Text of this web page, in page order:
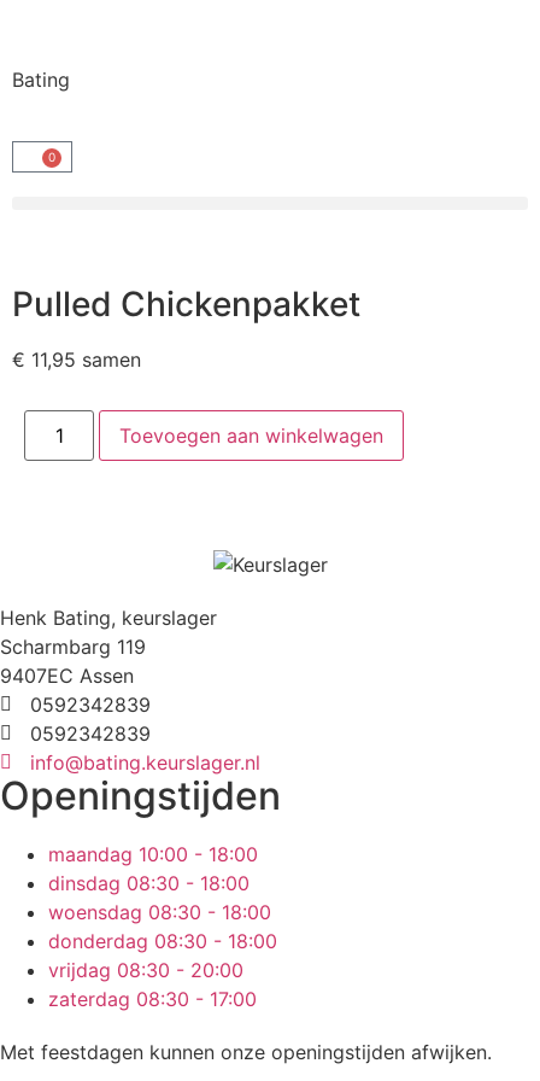
Bating
0
Pulled Chickenpakket
€ 11,95 samen
Toevoegen aan winkelwagen
Henk Bating, keurslager
Scharmbarg 119
9407EC Assen
0592342839
0592342839
info@bating.keurslager.nl
Openingstijden
maandag 10:00 - 18:00
dinsdag 08:30 - 18:00
woensdag 08:30 - 18:00
donderdag 08:30 - 18:00
vrijdag 08:30 - 20:00
zaterdag 08:30 - 17:00
Met feestdagen kunnen onze openingstijden afwijken.